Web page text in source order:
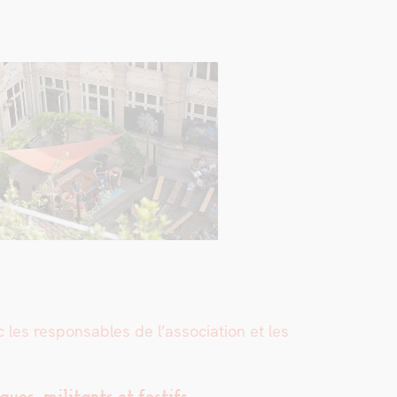
respon­s­ables de l’association et les